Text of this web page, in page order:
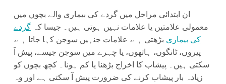
ان ابتدائی مراحل میں گردے کی بیماری والے بچوں میں
معمولی علامتیں یا علامات نہیں ہوتی ہیں۔ جیسا کہگردے
کی بیماری بڑھتی ہے، علامات جنہیں سوجن کہا جاتا ہے،
پیروں، ٹانگوں، ہاتھوں، یا چہرے میں سوجن جیسے، پیش آ
سکتی ہیں۔ پیشاب کا اخراج بڑھنا یا کم ہونا۔ کچھ بچوں کو
زیادہ بار پیشاب کرنے کی ضرورت پیش آ سکتی ہے اور وہ